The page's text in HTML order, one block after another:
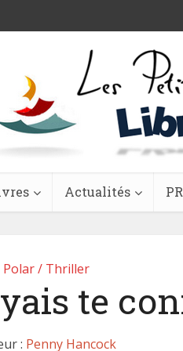
Actualités
Polar / Thriller
te
: Penny Hancock